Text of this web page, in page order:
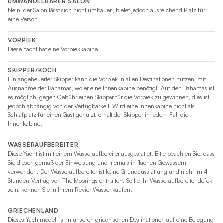
gemütlichen Frühstück bis zum eleganten Abendessen bei
Sonnenuntergang – in dieser Kombüse ist alles griffbereit
und sicher verstaut.
Überzeugende Leistung, einfache Handhabung
Die Moorings 5200 wurde mit Blick auf Komfort und
Leistungsfähigkeit entwickelt und bereitet unter Segeln
genauso viel Spaß wie vor Anker. Der Segelplan bietet ein
durchgelattetes Großsegel und eine überlappende Genua,
der für eine solide Leistung auf Vor- und Am-Wind-Kursen
sorgt. Im Vergleich zu ihrem Vorgängermodell bietet die
5200 eine um 17 % gesteigerte Leistung vor dem Wind –
ein Beweis für ihr raffiniertes Rumpfdesign und eine effiziente
Takelage.
sowohl das Segelerlebnis als auch das gesellige
Beisammensein voll im Blick hat. Alle Leinen führen direkt zum
Nein, der Salon lässt sich nicht umbauen, bietet jedoch ausreichend Platz für
eine Person
VORPIEK
Diese Yacht hat eine Vorpiekkabine
SKIPPER/KOCH
Ein angeheuerter Skipper kann die Vorpiek in allen Destinationen nutzen, mit
Ausnahme der Bahamas, wo er eine Innenkabine benötigt. Auf den Bahamas ist
es möglich, gegen Gebühr einen Skipper für die Vorpiek zu gewinnen, dies ist
jedoch abhängig von der Verfügbarkeit. Wird eine Innenkabine nicht als
Schlafplatz für einen Gast genutzt, erhält der Skipper in jedem Fall die
Innenkabine.
WASSERAUFBEREITER
Diese Yacht ist mit einem Wasseraufbereiter ausgestattet. Bitte beachten Sie, dass
Sie diesen gemäß der Einweisung und niemals in flachen Gewässern
verwenden. Der Wasseraufbereiter ist keine Grundausstattung und nicht im 4-
Stunden-Vertrag von The Moorings enthalten. Sollte Ihr Wasseraufbereiter defekt
sein, können Sie in Ihrem Revier Wasser kaufen.
GRIECHENLAND
Dieses Yachtmodell ist in unseren griechischen Destinationen auf eine Belegung